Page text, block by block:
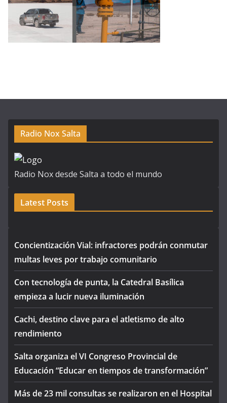
Radio Nox Salta
Radio Nox desde Salta a todo el mundo
Latest Posts
Concientización Vial: infractores podrán conmutar
multas leves por trabajo comunitario
Con tecnología de punta, la Catedral Basílica
empieza a lucir nueva iluminación
Cachi, destino clave para el atletismo de alto
rendimiento
Salta organiza el VI Congreso Provincial de
Educación “Educar en tiempos de transformación”
Más de 23 mil consultas se realizaron en el Hospital